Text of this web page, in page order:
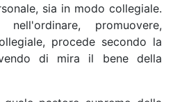
sia in modo collegiale.
promuovere,
procede secondo la
di mira il bene della